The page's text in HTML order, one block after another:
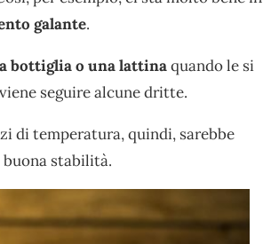
galante.
bottiglia o una lattinaquando le si
seguire alcune dritte.
di temperatura, quindi, sarebbe
buona stabilità.